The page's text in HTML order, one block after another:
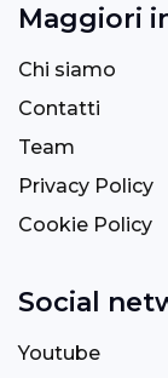
Maggiori
Chi siamo
Contatti
Team
Privacy Policy
Cookie Policy
Social
Youtube